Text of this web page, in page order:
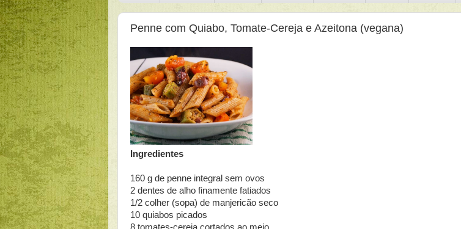
Penne com Quiabo, Tomate-Cereja e Azeitona (vegana)
Ingredientes
160 g de penne integral sem ovos
2 dentes de alho finamente fatiados
1/2 colher (sopa) de manjericão seco
10 quiabos picados